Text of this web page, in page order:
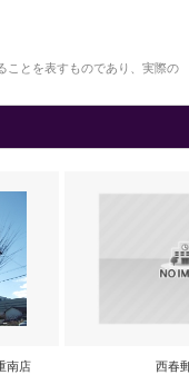
ことを表すものであり、実際の
南店 西春